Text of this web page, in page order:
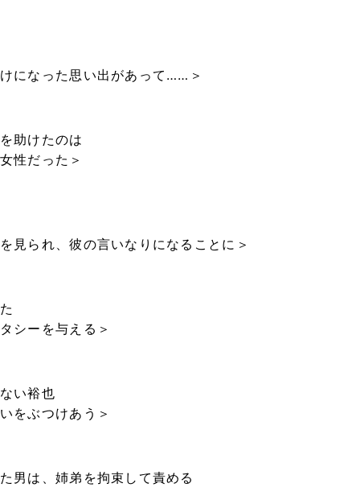
になった思い出があって……＞
助けたのは
性だった＞
見られ、彼の言いなりになることに＞
シーを与える＞
い裕也
をぶつけあう＞
男は、姉弟を拘束して責める